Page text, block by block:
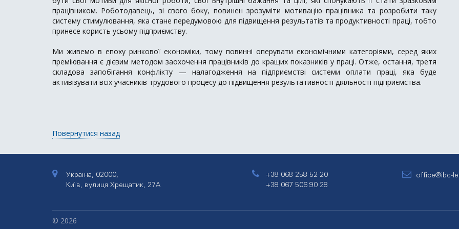
працівником. Роботодавець, зі свого боку, повинен зрозуміти мотивацію працівника та розробити таку
систему стимулювання, яка стане передумовою для підвищення результатів та продуктивності праці, тобто
принесе користь усьому підприємству.
Ми живемо в епоху ринкової економіки, тому повинні оперувати економічними категоріями, серед яких
преміювання є дієвим методом заохочення працівників до кращих показників у праці. Отже, остання, третя
складова запобігання конфлікту — налагодження на підприємстві системи оплати праці, яка буде
активізувати всіх учасників трудового процесу до підвищення результативності діяльності підприємства.
Повернутися назад
Україна, 02000,
Київ, вулиця Хрещатик, 27А
+38 068 258 52 20
+38 067 506 90 28
office@ibc-
© 2026